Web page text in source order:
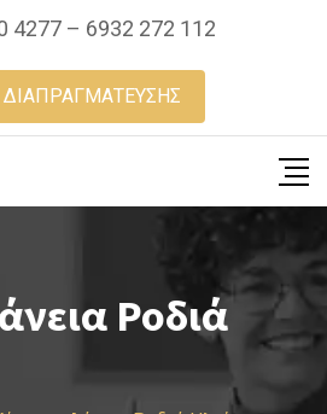
4277 – 6932 272 112
ΔΙΑΠΡΑΓΜΑΤΕΥΣΗΣ
Ροδιά